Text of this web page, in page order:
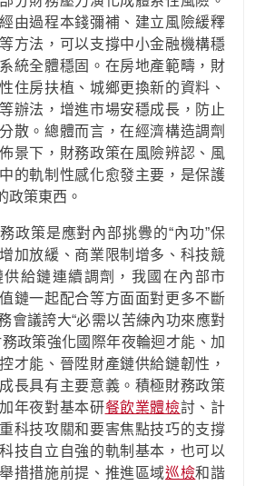
由過程本錢彌補、建立風險緩釋
方法，可以支撐中小金融機構穩
統全體穩固。在房地產範疇，財
住房扶植、城鄉更換新的資料、
辦法，增進市場安穩成長，防止
散。總體而言，在經濟構造調劑
景下，財務政策在風險辨認、風
的軌制性感化愈發主要，是保護
政策東西。
政策是應對內部挑釁的“內功”保
加放緩、商業限制增多、科技競
給鏈連續調劑，我國在內部市
鏈一起配合等方面面對更多不斷
會議誇大“必需以苦練內功來應對
政策強化國際年夜輪迴才能、加
才能、晉陞財產鏈供給鏈韌性，
長具有主要意義。積極財務政策
年夜對基本研餐飲業體檢討、計
科技攻關和要害焦點技巧的支撐
技自立自強的軌制基本，也可以
措措施前提、推進區域巡檢和諧